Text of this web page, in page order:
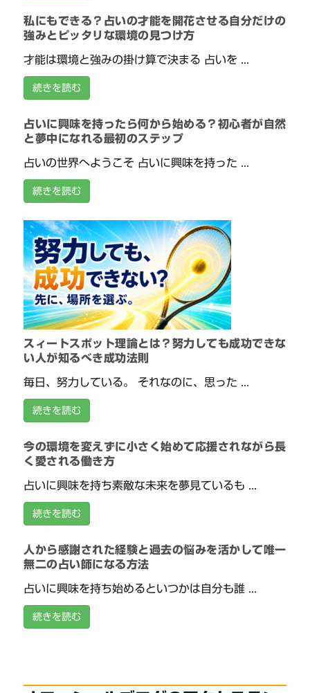
私にもできる？占いの才能を開花させる自分だけの
強みとピッタリな環境の見つけ方
才能は環境と強みの掛け算で決まる 占いを ...
続きを読む
占いに興味を持ったら何から始める？初心者が自然
と夢中になれる最初のステップ
占いの世界へようこそ 占いに興味を持った ...
続きを読む
スィートスポット理論とは？努力しても成功できな
い人が知るべき成功法則
毎日、努力している。 それなのに、思った ...
続きを読む
今の環境を変えずに小さく始めて応援されながら長
く愛される働き方
占いに興味を持ち素敵な未来を夢見ているも ...
続きを読む
人から感謝された経験と過去の悩みを活かして唯一
無二の占い師になる方法
占いに興味を持ち始めるといつかは自分も誰 ...
続きを読む